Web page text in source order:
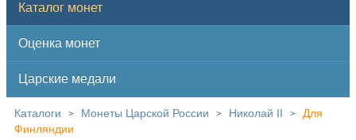
Каталог монет
Оценка монет
Царские медали
Каталоги > Монеты Царской России > Николай II >
Для
Финляндии